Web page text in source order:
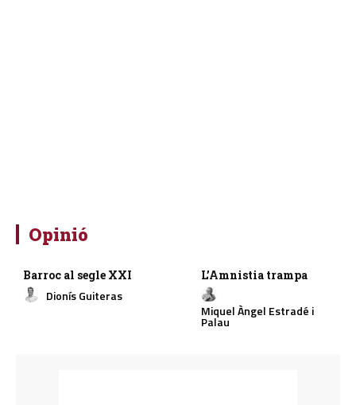
Opinió
Barroc al segle XXI
Dionís Guiteras
L’Amnistia trampa
Miquel Àngel Estradé i
Palau